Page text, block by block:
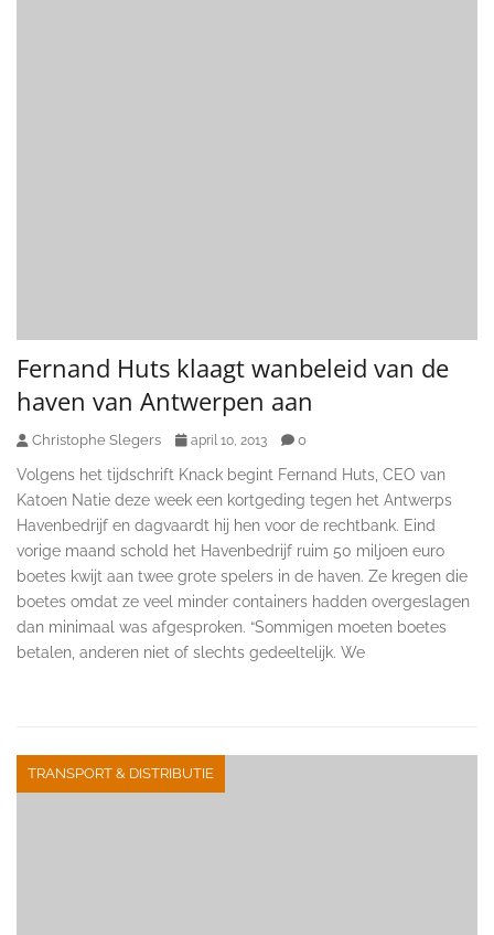
Fernand Huts klaagt wanbeleid van de
haven van Antwerpen aan
Christophe Slegers april 10, 2013 0
Volgens het tijdschrift Knack begint Fernand Huts, CEO van
Katoen Natie deze week een kortgeding tegen het Antwerps
Havenbedrijf en dagvaardt hij hen voor de rechtbank. Eind
vorige maand schold het Havenbedrijf ruim 50 miljoen euro
boetes kwijt aan twee grote spelers in de haven. Ze kregen die
boetes omdat ze veel minder containers hadden overgeslagen
dan minimaal was afgesproken. “Sommigen moeten boetes
betalen, anderen niet of slechts gedeeltelijk. We
TRANSPORT & DISTRIBUTIE